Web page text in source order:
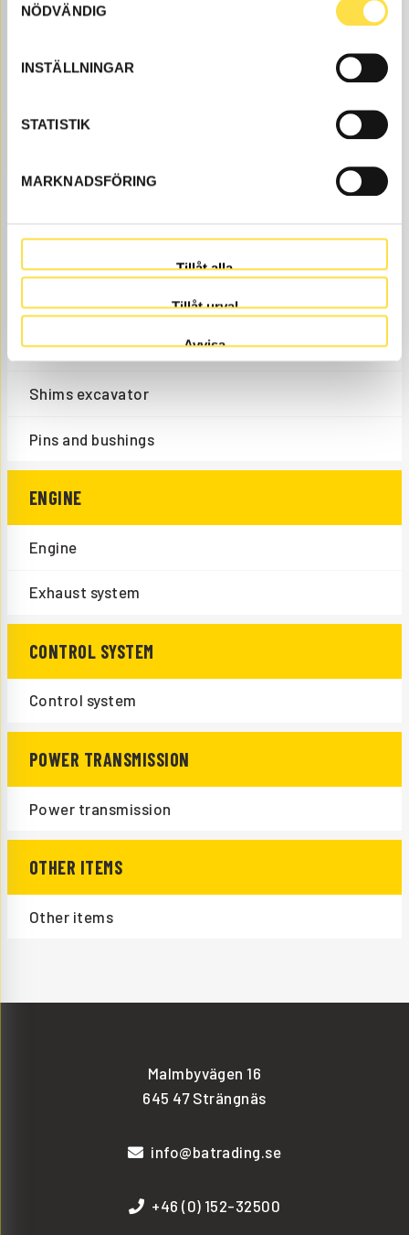
NÖDVÄNDIG
INSTÄLLNINGAR
STATISTIK
MARKNADSFÖRING
Tillåt alla
Tillåt urval
Avvisa
Transmission cooler
Shims
Shims excavator
Pins and bushings
ENGINE
Engine
Exhaust system
CONTROL SYSTEM
Control system
POWER TRANSMISSION
Power transmission
OTHER ITEMS
Other items
Malmbyvägen 16
645 47 Strängnäs
info@batrading.se
+46 (0) 152-32500